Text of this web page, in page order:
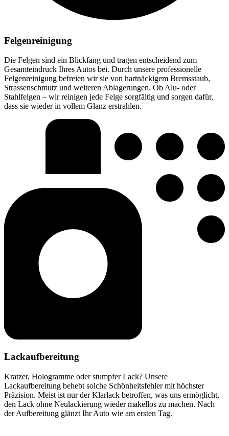
Felgenreinigung
Die Felgen sind ein Blickfang und tragen entscheidend zum
Gesamteindruck Ihres Autos bei. Durch unsere professionelle
Felgenreinigung befreien wir sie von hartnäckigem Bremsstaub,
Strassenschmutz und weiteren Ablagerungen. Ob Alu- oder
Stahlfelgen – wir reinigen jede Felge sorgfältig und sorgen dafür,
dass sie wieder in vollem Glanz erstrahlen.
Lackaufbereitung
Kratzer, Hologramme oder stumpfer Lack? Unsere
Lackaufbereitung behebt solche Schönheitsfehler mit höchster
Präzision. Meist ist nur der Klarlack betroffen, was uns ermöglicht,
den Lack ohne Neulackierung wieder makellos zu machen. Nach
der Aufbereitung glänzt Ihr Auto wie am ersten Tag.